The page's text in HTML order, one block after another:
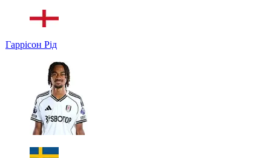
Гаррісон Рід